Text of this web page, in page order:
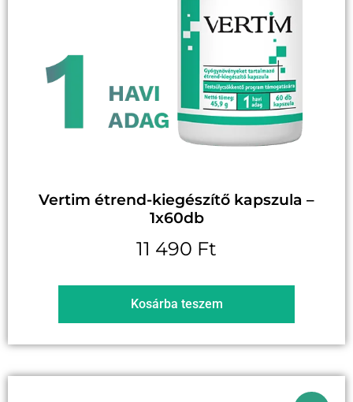
Vertim étrend-kiegészítő kapszula –
1x60db
11 490 Ft
Kosárba teszem